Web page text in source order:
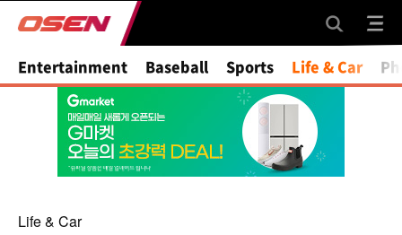
Mute
Entertainment Baseball Sports Life & Car
Life & Car